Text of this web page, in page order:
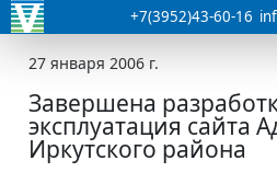
+7(3952)43-60-16
27 января 2006 г.
Завершена
эксплуатация сайта
Иркутского района